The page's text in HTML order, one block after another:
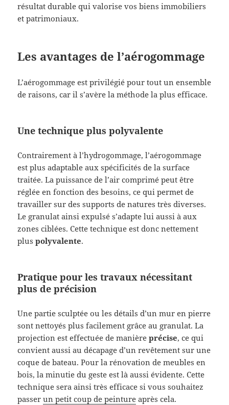
résultat durable qui valorise vos biens immobiliers
et patrimoniaux.
Les avantages de l’aérogommage
L’aérogommage est privilégié pour tout un ensemble
de raisons, car il s’avère la méthode la plus efficace.
Une technique plus polyvalente
Contrairement à l’hydrogommage, l’aérogommage
est plus adaptable aux spécificités de la surface
traitée. La puissance de l’air comprimé peut être
réglée en fonction des besoins, ce qui permet de
travailler sur des supports de natures très diverses.
Le granulat ainsi expulsé s’adapte lui aussi à aux
zones ciblées. Cette technique est donc nettement
pluspolyvalente.
Pratique pour les travaux nécessitant
plus de précision
Une partie sculptée ou les détails d’un mur en pierre
sont nettoyés plus facilement grâce au granulat. La
projection est effectuée de manièreprécise, ce qui
convient aussi au décapage d’un revêtement sur une
coque de bateau. Pour la rénovation de meubles en
bois, la minutie du geste est là aussi évidente. Cette
technique sera ainsi très efficace si vous souhaitez
passerun petit coup de peinture après cela.